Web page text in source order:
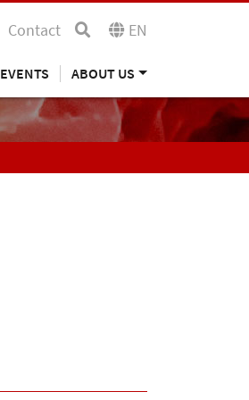
Contact EN
EVENTS ABOUT US